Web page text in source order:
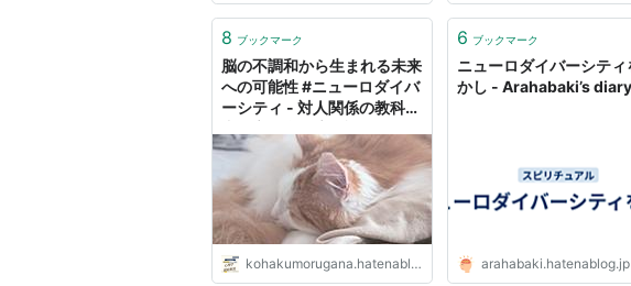
8 ブックマーク
脳の不調和から生まれる未来
への可能性 #ニューロダイバ
ーシティ - 対人関係の教科
kohakumorugana.hatenablog.com
6 ブックマーク
ニューロダイバーシティ
かし - Arahabaki’s diary
arahabaki.hatenablog.jp